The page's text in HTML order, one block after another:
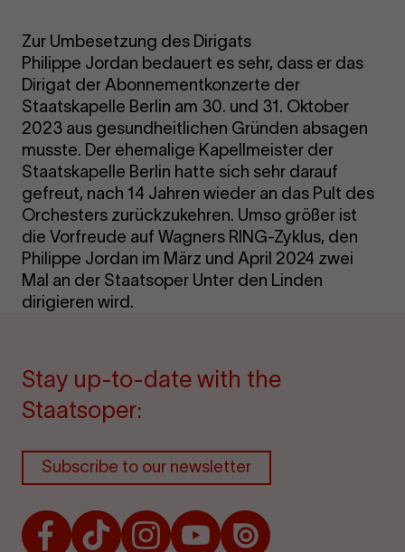
Zur Umbesetzung des Dirigats
Philippe Jordan bedauert es sehr, dass er das
Dirigat der Abonnementkonzerte der
Staatskapelle Berlin am 30. und 31. Oktober
2023 aus gesundheitlichen Gründen absagen
musste. Der ehemalige Kapellmeister der
Staatskapelle Berlin hatte sich sehr darauf
gefreut, nach 14 Jahren wieder an das Pult des
Orchesters zurückzukehren. Umso größer ist
die Vorfreude auf Wagners RING-Zyklus, den
Philippe Jordan im März und April 2024 zwei
Mal an der Staatsoper Unter den Linden
dirigieren wird.
Stay up-to-date with the
Staatsoper:
Subscribe to our newsletter
FacebookTikTokInstagramYoutubeIssuu